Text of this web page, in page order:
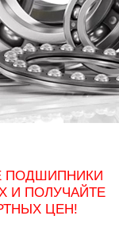
ПОДШИПНИКИ
И ПОЛУЧАЙТЕ
ЦЕН!